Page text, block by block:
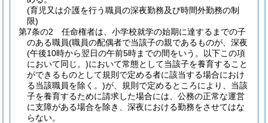
(育児又は介護を行う職員の深夜勤務及び時間外勤務の制
限)
第7条の2
任命権者は、小学校就学の始期に達するまでの子
のある職員(職員の配偶者で当該子の親であるものが、深夜
(午後10時から翌日の午前5時までの間をいう。以下この項
において同じ。)において常態として当該子を養育すること
ができるものとして規則で定める者に該当する場合におけ
る当該職員を除く。)が、規則で定めるところにより、当該
子を養育するために請求した場合には、公務の正常な運営
に支障がある場合を除き、深夜における勤務をさせてはな
らない。